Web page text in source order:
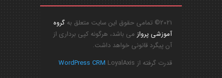
2021© تمامی حقوق این سایت متعلق به
گروه
آموزشی پرواز می باشد، هرگونه کپی برداری از
آن پیگرد قانونی خواهد داشت.
قدرت گرفته از
WordPress CRM LoyalAxis